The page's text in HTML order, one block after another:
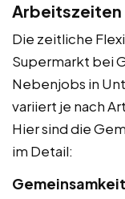
Arbeitszeiten
Die zeitliche
Supermarkt bei
Nebenjobs in
variiert je nach
Hier sind die
im Detail: